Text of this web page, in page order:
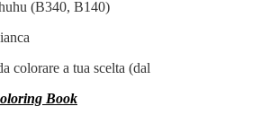
(B340, B140)
colorare a tua scelta (dal
Book